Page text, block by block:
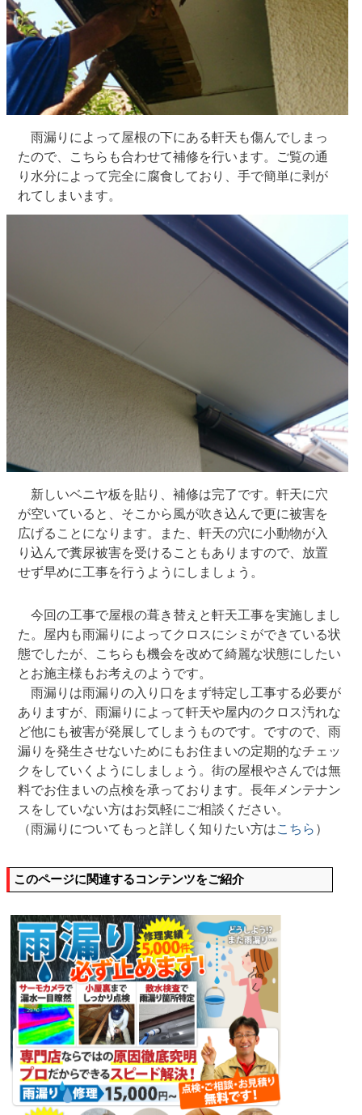
雨漏りによって屋根の下にある軒天も傷んでしまっ
たので、こちらも合わせて補修を行います。ご覧の通
り水分によって完全に腐食しており、手で簡単に剥が
れてしまいます。
新しいベニヤ板を貼り、補修は完了です。軒天に穴
が空いていると、そこから風が吹き込んで更に被害を
広げることになります。また、軒天の穴に小動物が入
り込んで糞尿被害を受けることもありますので、放置
せず早めに工事を行うようにしましょう。
今回の工事で屋根の葺き替えと軒天工事を実施しまし
た。屋内も雨漏りによってクロスにシミができている状
態でしたが、こちらも機会を改めて綺麗な状態にしたい
とお施主様もお考えのようです。
雨漏りは雨漏りの入り口をまず特定し工事する必要が
ありますが、雨漏りによって軒天や屋内のクロス汚れな
ど他にも被害が発展してしまうものです。ですので、雨
漏りを発生させないためにもお住まいの定期的なチェッ
クをしていくようにしましょう。街の屋根やさんでは無
料でお住まいの点検を承っております。長年メンテナン
スをしていない方はお気軽にご相談ください。
（雨漏りについてもっと詳しく知りたい方はこちら ）
このページに関連するコンテンツをご紹介